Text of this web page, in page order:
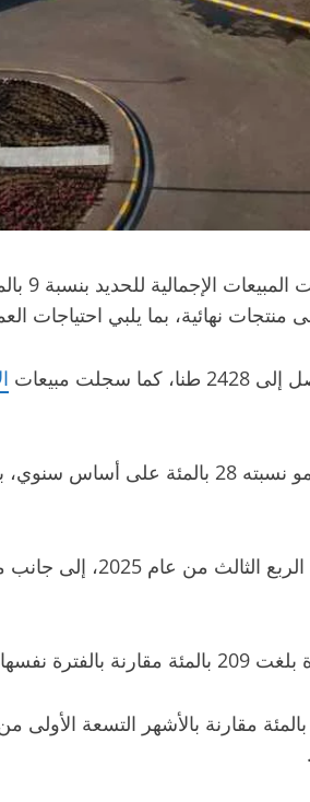
أداءً
منتجات نهائية، بما يلبي احتياجات
بنسبة 3.5 بالمئة على